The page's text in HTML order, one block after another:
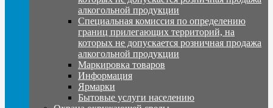
алкогольной продукции
Специальная комиссия по определению
границ прилегающих территорий, на
которых не допускается розничная продажа
алкогольной продукции
Маркировка товаров
Информация
Ярмарки
Бытовые услуги населению